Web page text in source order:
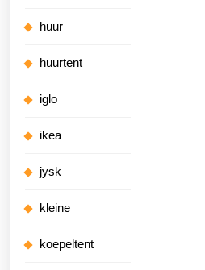
huur
huurtent
iglo
ikea
jysk
kleine
koepeltent